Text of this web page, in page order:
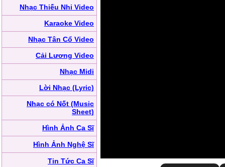
Nhạc Thiếu Nhi Video
Karaoke Video
Nhạc Tân Cổ Video
Cải Lương Video
Nhạc Midi
Lời Nhạc (Lyric)
Nhạc có Nốt (Music
Sheet)
Hình Ảnh Ca Sĩ
Hình Ảnh Nghệ Sĩ
Tin Tức Ca Sĩ